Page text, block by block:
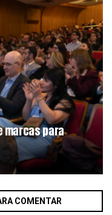
marcas para
COMENTAR